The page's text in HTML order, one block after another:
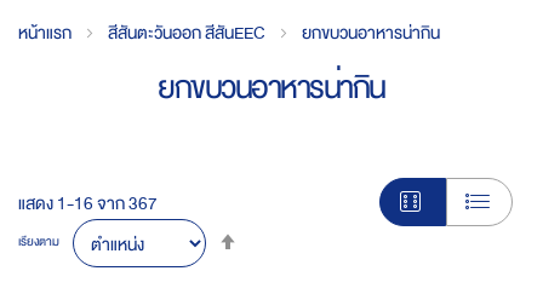
หน้าแรก สีสันตะวันออก สีสันEEC ยกขบวนอาหารน่ากิน
ยกขบวนอาหารน่ากิน
แสดง1-16จาก367
เรียงตาม